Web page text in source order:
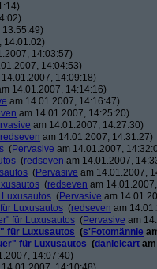
14:01:02)
14:03:57)
14:04:53)
14:09:18)
14.01.2007, 14:14:16)
am 14.01.2007, 14:16:47)
am 14.01.2007, 14:25:20)
am 14.01.2007, 14:27:30)
redseven am 14.01.2007, 14:31:27)
(Pervasive am 14.01.2007,
(redseven am 14.01.2007,
(Pervasive am 14.01.2007,
(redseven am
(Pervasive am
Luxusautos (redseven am
für Luxusautos (Pervasive am
für Luxusautos (s'Fotomännle
für Luxusautos (danielcart
14:07:40)